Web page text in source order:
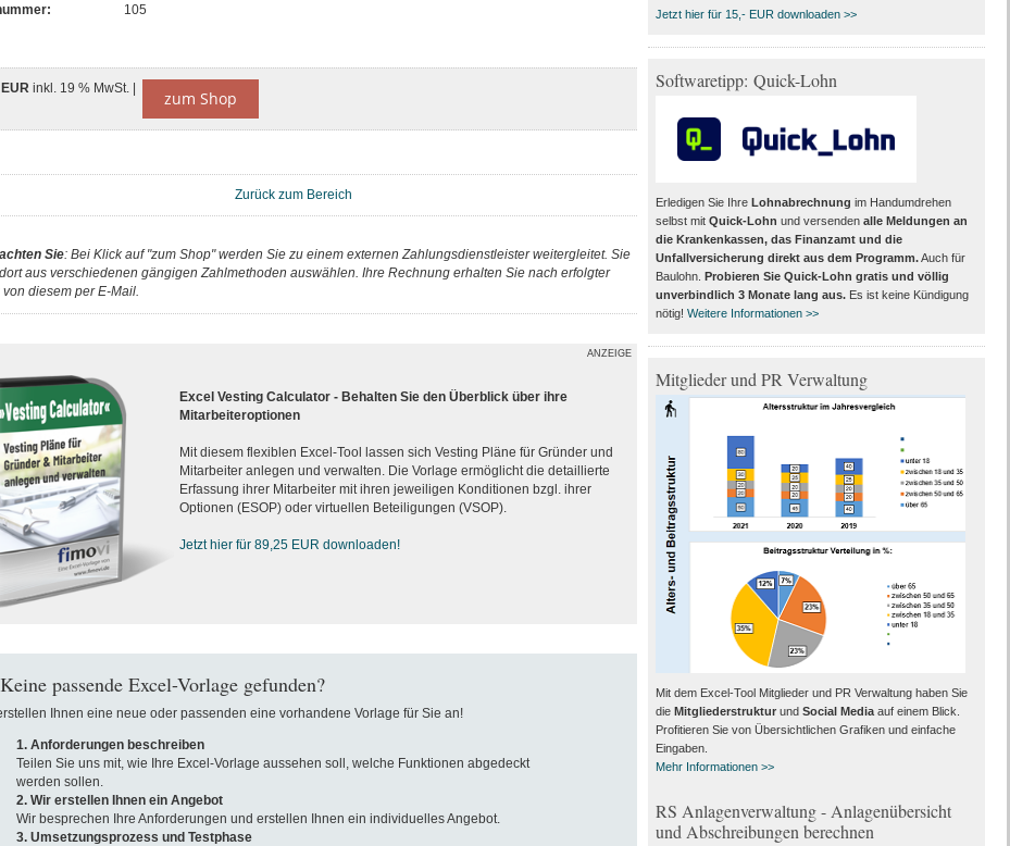
105
inkl. 19 % MwSt. | zum Shop
Zurück zum Bereich
Sie: Bei Klick auf "zum Shop" werden Sie zu einem externen Zahlungsdienstleister weitergleitet. Sie
aus verschiedenen gängigen Zahlmethoden auswählen. Ihre Rechnung erhalten Sie nach erfolgter
diesem per E-Mail.
ANZEIGE
Excel Vesting Calculator - Behalten Sie den Überblick über ihre
Mitarbeiteroptionen
Mit diesem flexiblen Excel-Tool lassen sich Vesting Pläne für Gründer und
Mitarbeiter anlegen und verwalten. Die Vorlage ermöglicht die detaillierte
Erfassung ihrer Mitarbeiter mit ihren jeweiligen Konditionen bzgl. ihrer
Optionen (ESOP) oder virtuellen Beteiligungen (VSOP).
Jetzt hier für 89,25 EUR downloaden!
Keine passende Excel-Vorlage gefunden?
Ihnen eine neue oder passenden eine vorhandene Vorlage für Sie an!
1. Anforderungen beschreiben
Teilen Sie uns mit, wie Ihre Excel-Vorlage aussehen soll, welche Funktionen abgedeckt
werden sollen.
2. Wir erstellen Ihnen ein Angebot
Wir besprechen Ihre Anforderungen und erstellen Ihnen ein individuelles Angebot.
3. Umsetzungsprozess und Testphase
Jetzt hier für 15,- EUR downloaden >>
Softwaretipp: Quick-Lohn
Erledigen Sie IhreLohnabrechnung im Handumdrehen
selbst mitQuick-Lohn und versendenalle Meldungen an
die Krankenkassen, das Finanzamt und die
Unfallversicherung direkt aus dem Programm.Auch für
Baulohn. Probieren Sie Quick-Lohn gratis und völlig
unverbindlich 3 Monate lang aus. Es ist keine Kündigung
nötig! Weitere Informationen >>
Mitglieder und PR Verwaltung
Mit dem Excel-Tool Mitglieder und PR Verwaltung haben Sie
die Mitgliederstrukturund Social Mediaauf einem Blick.
Profitieren Sie von Übersichtlichen Grafiken und einfache
Eingaben.
Mehr Informationen >>
RS Anlagenverwaltung - Anlagenübersicht
und Abschreibungen berechnen